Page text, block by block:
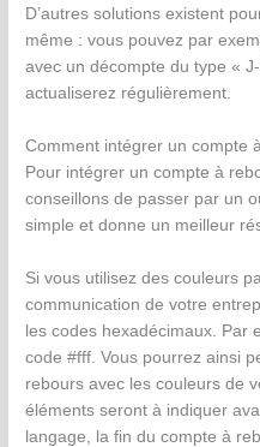
D’autres solutions existent
même : vous pouvez par
avec un décompte du type «
actualiserez régulièrement.
Comment intégrer un compte
Pour intégrer un compte à
conseillons de passer par un
simple et donne un meilleur
Si vous utilisez des couleurs
communication de votre
les codes hexadécimaux. Par
code #fff. Vous pourrez ainsi
rebours avec les couleurs de
éléments seront à indiquer
langage, la fin du compte à